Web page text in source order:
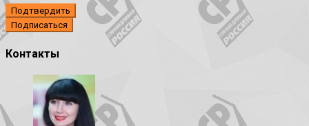
Подтвердить
Контакты